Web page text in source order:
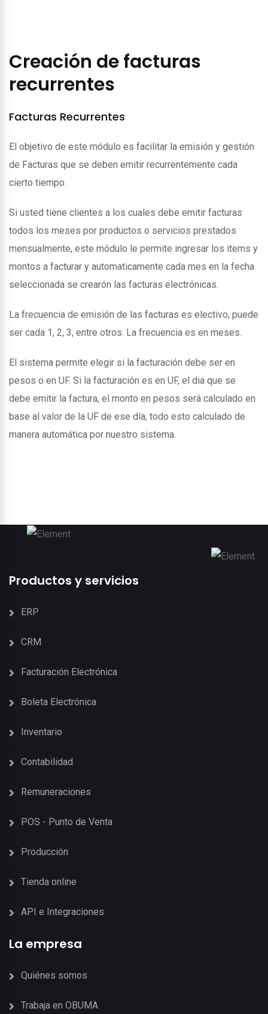
Creación de facturas
recurrentes
Facturas Recurrentes
El objetivo de este módulo es facilitar la emisión y gestión
de Facturas que se deben emitir recurrentemente cada
cierto tiempo.
Si usted tiene clientes a los cuales debe emitir facturas
todos los meses por productos o servicios prestados
mensualmente, este módulo le permite ingresar los items y
montos a facturar y automaticamente cada mes en la fecha
seleccionada se crearón las facturas electrónicas.
La frecuencia de emisión de las facturas es electivo, puede
ser cada 1, 2, 3, entre otros. La frecuencia es en meses.
El sistema permite elegir si la facturación debe ser en
pesos o en UF. Si la facturación es en UF, el dia que se
debe emitir la factura, el monto en pesos será calculado en
base al valor de la UF de ese día, todo esto calculado de
manera automática por nuestro sistema.
Productos y servicios
ERP
CRM
Facturación Electrónica
Boleta Electrónica
Inventario
Contabilidad
Remuneraciones
POS - Punto de Venta
Producción
Tienda online
API e Integraciones
La empresa
Quiénes somos
Trabaja en OBUMA